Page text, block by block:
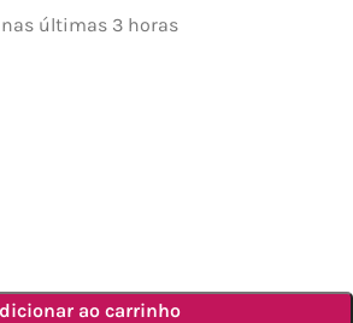
últimas 3 horas
ao carrinho